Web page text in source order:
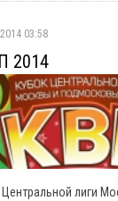
03:58
2014
лиги